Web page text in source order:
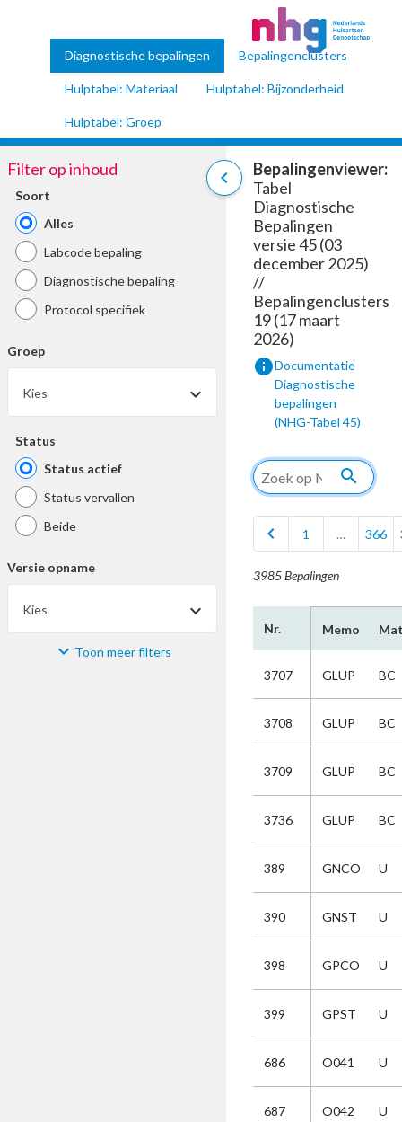
Diagnostische bepalingen Bepalingenclusters
Hulptabel: Materiaal Hulptabel: Bijzonderheid
Hulptabel: Groep
chevron_left
Filter op inhoud
Soort
Alles
Labcode bepaling
Diagnostische bepaling
Protocol specifiek
Groep
Kies
Status
Status actief
Status vervallen
Beide
Versie opname
Kies
Materiaal Toon meer filters
Bepalingenviewer:
Tabel
Diagnostische
Bepalingen
versie 45 (03
december 2025)
//
Bepalingenclusters
19 (17 maart
2026)
infoDocumentatie
Diagnostische
bepalingen
(NHG-Tabel 45)
search
chevron_left 1 … 366
3985 Bepalingen
Nr. Memo
3707 GLUP BC
3708 GLUP BC
3709 GLUP BC
3736 GLUP BC
389 GNCO U
390 GNST U
398 GPCO U
399 GPST U
686 O041 U
687 O042 U